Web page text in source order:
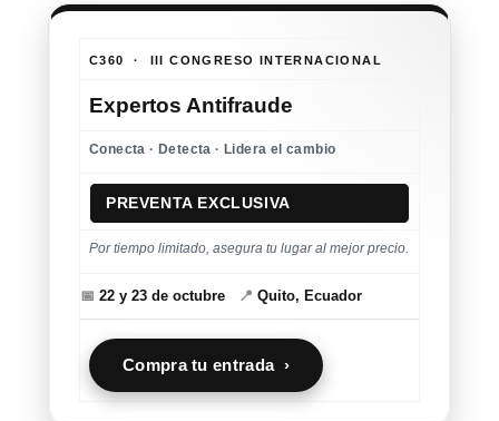
C360 · III CONGRESO INTERNACIONAL
Expertos Antifraude
Conecta · Detecta · Lidera el cambio
PREVENTA EXCLUSIVA
Por tiempo limitado, asegura tu lugar al mejor precio.
📅 22 y 23 de octubre 📍 Quito, Ecuador
Compra tu entrada ›